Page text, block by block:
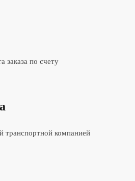
заказа по счету
транспортной компанией